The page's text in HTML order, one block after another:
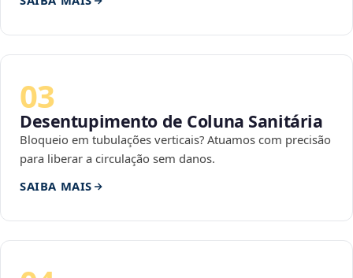
03
Desentupimento de Coluna Sanitária
Bloqueio em tubulações verticais? Atuamos com precisão
para liberar a circulação sem danos.
SAIBA MAIS